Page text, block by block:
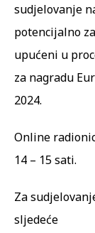
sudjelovanje
potencijalno
upućeni u
za nagradu
2024.
Online
14 – 15 sati.
Za
sljedeće